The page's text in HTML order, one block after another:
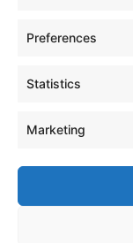
Preferences
Statistics
Marketing